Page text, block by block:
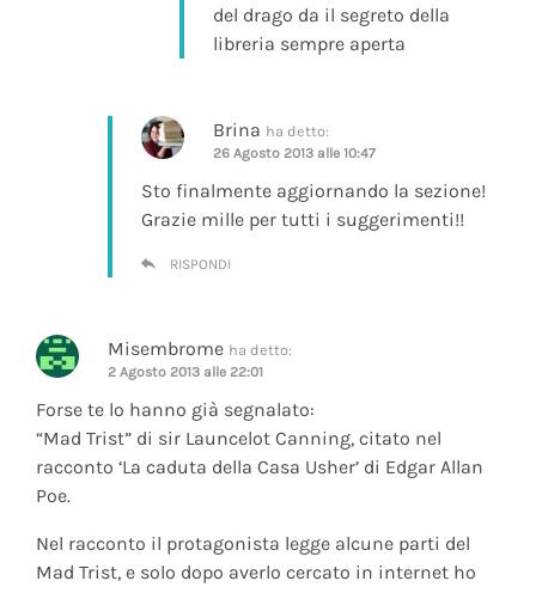
del drago da il segreto della
libreria sempre aperta
Brina ha detto:
26 Agosto 2013 alle 10:47
Sto finalmente aggiornando la sezione!
Grazie mille per tutti i suggerimenti!!
RISPONDI
Misembrome ha detto:
2 Agosto 2013 alle 22:01
Forse te lo hanno già segnalato:
“Mad Trist” di sir Launcelot Canning, citato nel
racconto ‘La caduta della Casa Usher’ di Edgar Allan
Poe.
Nel racconto il protagonista legge alcune parti del
Mad Trist, e solo dopo averlo cercato in internet ho